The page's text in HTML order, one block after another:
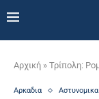
Αρχική » Τρίπολη:
Αρκαδια Αστυνομικα